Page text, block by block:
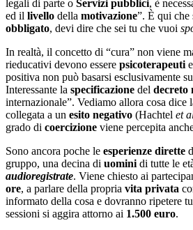
legali di parte o Servizi pubblici, è
ed il livello della motivazione”. È qui che
obbligato, devi dire che sei tu che vuoi
In realtà, il concetto di “cura” non viene
rieducativi devono essere psicoterapeuti
positiva non può basarsi esclusivamente
Interessante la specificazione del decreto
internazionale”. Vediamo allora cosa dice
collegata a un esito negativo (Hachtel et
grado di coercizione viene percepita
Sono ancora poche le esperienze dirette
gruppo, una decina di uomini di tutte le
audioregistrate. Viene chiesto ai
ore, a parlare della propria vita privata
informato della cosa e dovranno ripetere
sessioni si aggira attorno ai 1.500 euro.